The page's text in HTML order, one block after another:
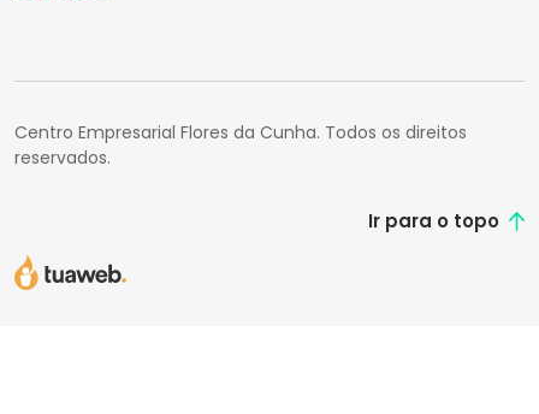
Centro Empresarial Flores da Cunha. Todos os direitos
reservados.
Ir para o topo